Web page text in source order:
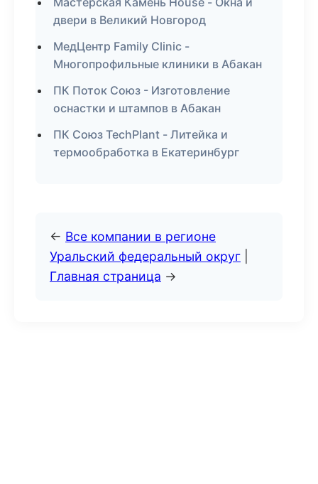
двери в Великий Новгород
МедЦентр Family Clinic -
Многопрофильные клиники в Абакан
ПК Поток Союз - Изготовление
оснастки и штампов в Абакан
ПК Союз TechPlant - Литейка и
термообработка в Екатеринбург
← Все компании в регионе
Уральский федеральный округ
Главная страница →